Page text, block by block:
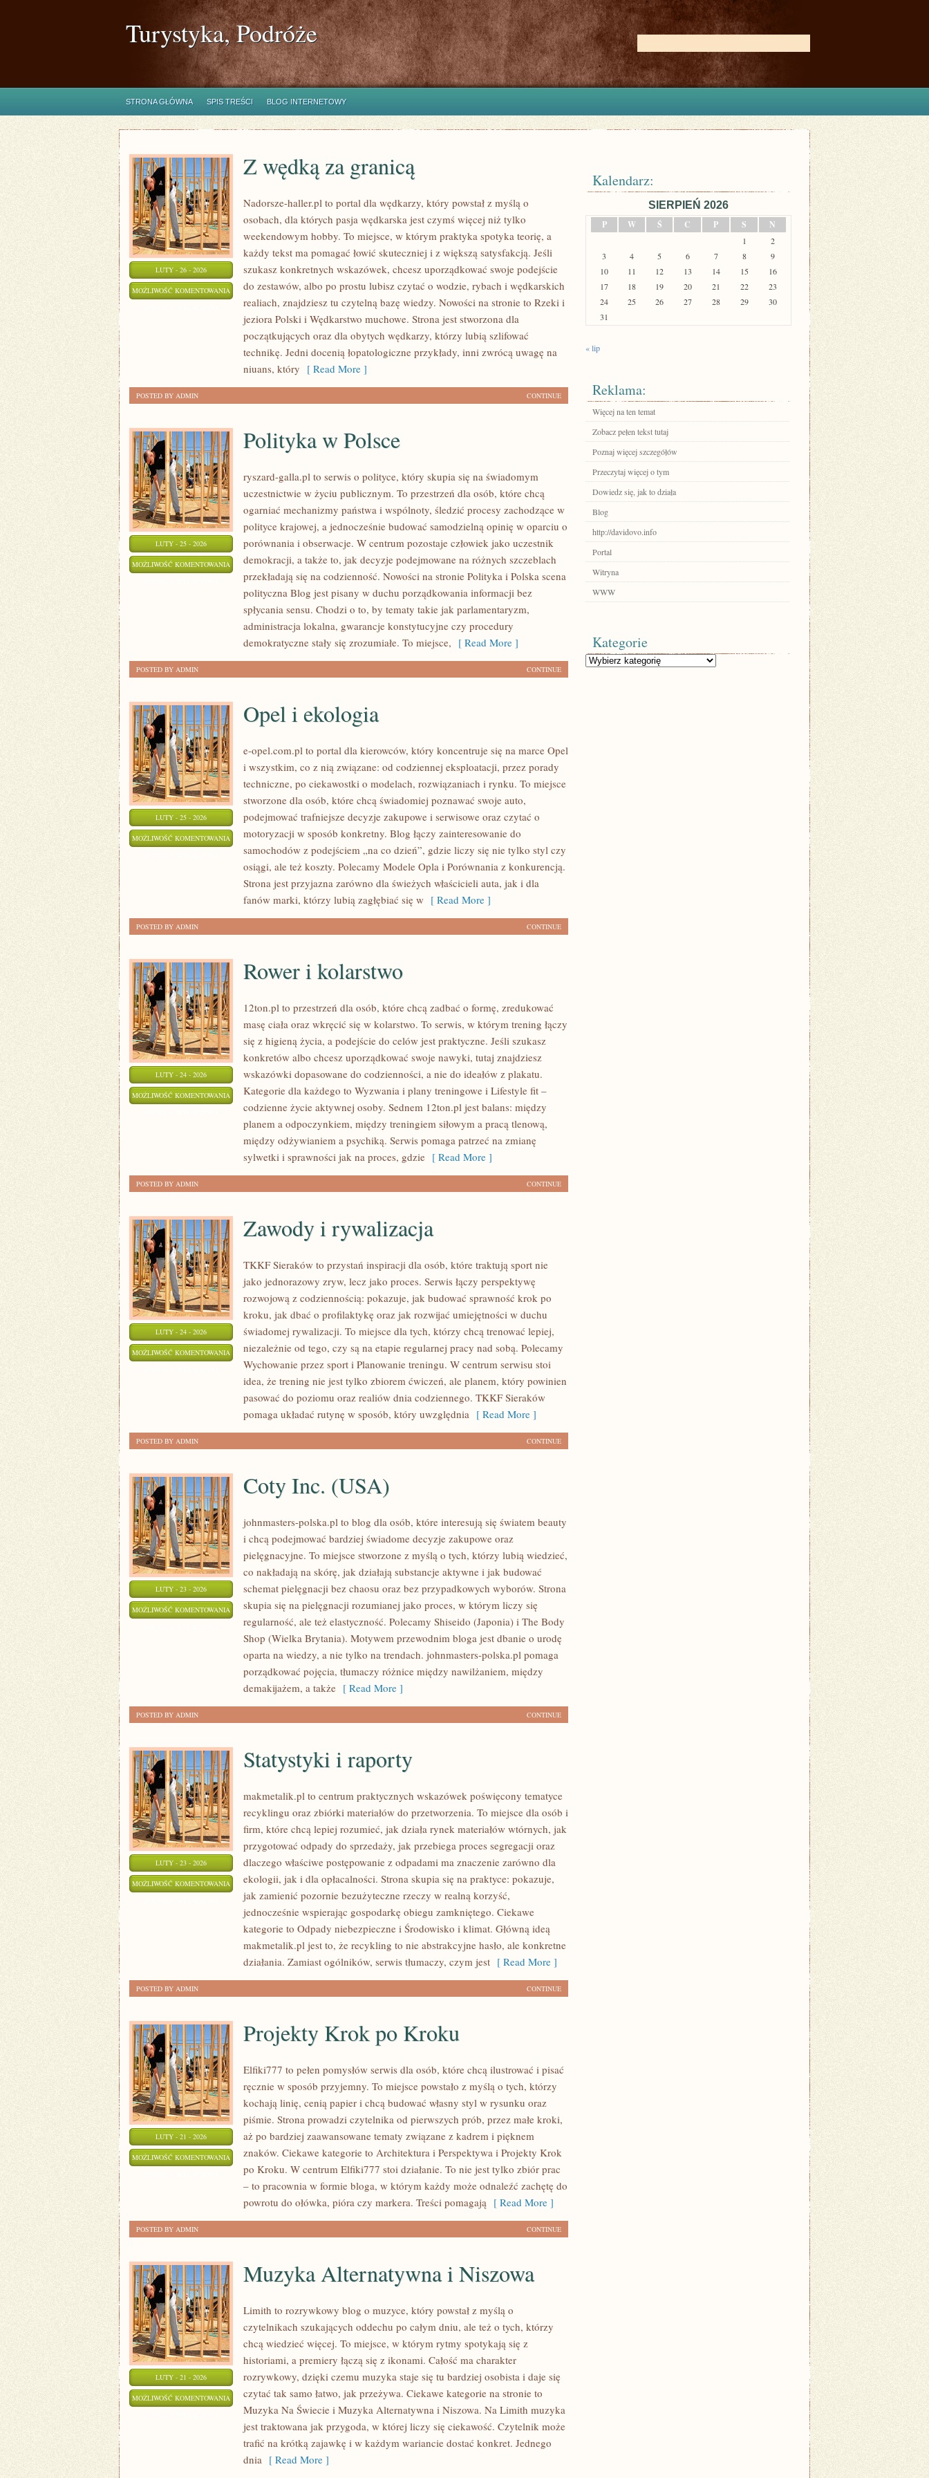
Turystyka, Podróże
STRONA GŁÓWNA SPIS TREŚCI BLOG INTERNETOWY
LUTY - 26 - 2026
MOŻLIWOŚĆ KOMENTOWANIA
WĘDKĄ
GRANICĄ
Z wędką za granicą
Nadorsze-haller.pl to portal dla wędkarzy, który powstał z myślą o
osobach, dla których pasja wędkarska jest czymś więcej niż tylko
weekendowym hobby. To miejsce, w którym praktyka spotyka teorię, a
każdy tekst ma pomagać łowić skuteczniej i z większą satysfakcją. Jeśli
szukasz konkretnych wskazówek, chcesz uporządkować swoje podejście
do zestawów, albo po prostu lubisz czytać o wodzie, rybach i wędkarskich
realiach, znajdziesz tu czytelną bazę wiedzy. Nowości na stronie to Rzeki i
jeziora Polski i Wędkarstwo muchowe. Strona jest stworzona dla
początkujących oraz dla obytych wędkarzy, którzy lubią szlifować
technikę. Jedni docenią łopatologiczne przykłady, inni zwrócą uwagę na
niuans, który [ Read More ]
CONTINUE
POSTED BY ADMIN
LUTY - 25 - 2026
MOŻLIWOŚĆ KOMENTOWANIA POLITYKA
POLSCE
Polityka w Polsce
ryszard-galla.pl to serwis o polityce, który skupia się na świadomym
uczestnictwie w życiu publicznym. To przestrzeń dla osób, które chcą
ogarniać mechanizmy państwa i wspólnoty, śledzić procesy zachodzące w
polityce krajowej, a jednocześnie budować samodzielną opinię w oparciu o
porównania i obserwacje. W centrum pozostaje człowiek jako uczestnik
demokracji, a także to, jak decyzje podejmowane na różnych szczeblach
przekładają się na codzienność. Nowości na stronie Polityka i Polska scena
polityczna Blog jest pisany w duchu porządkowania informacji bez
spłycania sensu. Chodzi o to, by tematy takie jak parlamentaryzm,
administracja lokalna, gwarancje konstytucyjne czy procedury
demokratyczne stały się zrozumiałe. To miejsce, [ Read More ]
CONTINUE
POSTED BY ADMIN
LUTY - 25 - 2026
MOŻLIWOŚĆ KOMENTOWANIA OPEL
EKOLOGIA
Opel i ekologia
e-opel.com.pl to portal dla kierowców, który koncentruje się na marce Opel
i wszystkim, co z nią związane: od codziennej eksploatacji, przez porady
techniczne, po ciekawostki o modelach, rozwiązaniach i rynku. To miejsce
stworzone dla osób, które chcą świadomiej poznawać swoje auto,
podejmować trafniejsze decyzje zakupowe i serwisowe oraz czytać o
motoryzacji w sposób konkretny. Blog łączy zainteresowanie do
samochodów z podejściem „na co dzień”, gdzie liczy się nie tylko styl czy
osiągi, ale też koszty. Polecamy Modele Opla i Porównania z konkurencją.
Strona jest przyjazna zarówno dla świeżych właścicieli auta, jak i dla
fanów marki, którzy lubią zagłębiać się w [ Read More ]
CONTINUE
POSTED BY ADMIN
LUTY - 24 - 2026
MOŻLIWOŚĆ KOMENTOWANIA ROWER
KOLARSTWO
Rower i kolarstwo
12ton.pl to przestrzeń dla osób, które chcą zadbać o formę, zredukować
masę ciała oraz wkręcić się w kolarstwo. To serwis, w którym trening łączy
się z higieną życia, a podejście do celów jest praktyczne. Jeśli szukasz
konkretów albo chcesz uporządkować swoje nawyki, tutaj znajdziesz
wskazówki dopasowane do codzienności, a nie do ideałów z plakatu.
Kategorie dla każdego to Wyzwania i plany treningowe i Lifestyle fit –
codzienne życie aktywnej osoby. Sednem 12ton.pl jest balans: między
planem a odpoczynkiem, między treningiem siłowym a pracą tlenową,
między odżywianiem a psychiką. Serwis pomaga patrzeć na zmianę
sylwetki i sprawności jak na proces, gdzie [ Read More ]
CONTINUE
POSTED BY ADMIN
LUTY - 24 - 2026
MOŻLIWOŚĆ KOMENTOWANIA ZAWODY
RYWALIZACJA
Zawody i rywalizacja
TKKF Sieraków to przystań inspiracji dla osób, które traktują sport nie
jako jednorazowy zryw, lecz jako proces. Serwis łączy perspektywę
rozwojową z codziennością: pokazuje, jak budować sprawność krok po
kroku, jak dbać o profilaktykę oraz jak rozwijać umiejętności w duchu
świadomej rywalizacji. To miejsce dla tych, którzy chcą trenować lepiej,
niezależnie od tego, czy są na etapie regularnej pracy nad sobą. Polecamy
Wychowanie przez sport i Planowanie treningu. W centrum serwisu stoi
idea, że trening nie jest tylko zbiorem ćwiczeń, ale planem, który powinien
pasować do poziomu oraz realiów dnia codziennego. TKKF Sieraków
pomaga układać rutynę w sposób, który uwzględnia [ Read More ]
CONTINUE
POSTED BY ADMIN
LUTY - 23 - 2026
MOŻLIWOŚĆ KOMENTOWANIA COTY
(USA)
Coty Inc. (USA)
johnmasters-polska.pl to blog dla osób, które interesują się światem beauty
i chcą podejmować bardziej świadome decyzje zakupowe oraz
pielęgnacyjne. To miejsce stworzone z myślą o tych, którzy lubią wiedzieć,
co nakładają na skórę, jak działają substancje aktywne i jak budować
schemat pielęgnacji bez chaosu oraz bez przypadkowych wyborów. Strona
skupia się na pielęgnacji rozumianej jako proces, w którym liczy się
regularność, ale też elastyczność. Polecamy Shiseido (Japonia) i The Body
Shop (Wielka Brytania). Motywem przewodnim bloga jest dbanie o urodę
oparta na wiedzy, a nie tylko na trendach. johnmasters-polska.pl pomaga
porządkować pojęcia, tłumaczy różnice między nawilżaniem, między
demakijażem, a także [ Read More ]
CONTINUE
POSTED BY ADMIN
LUTY - 23 - 2026
MOŻLIWOŚĆ KOMENTOWANIA STATYSTYKI
RAPORTY
Statystyki i raporty
makmetalik.pl to centrum praktycznych wskazówek poświęcony tematyce
recyklingu oraz zbiórki materiałów do przetworzenia. To miejsce dla osób i
firm, które chcą lepiej rozumieć, jak działa rynek materiałów wtórnych, jak
przygotować odpady do sprzedaży, jak przebiega proces segregacji oraz
dlaczego właściwe postępowanie z odpadami ma znaczenie zarówno dla
ekologii, jak i dla opłacalności. Strona skupia się na praktyce: pokazuje,
jak zamienić pozornie bezużyteczne rzeczy w realną korzyść,
jednocześnie wspierając gospodarkę obiegu zamkniętego. Ciekawe
kategorie to Odpady niebezpieczne i Środowisko i klimat. Główną ideą
makmetalik.pl jest to, że recykling to nie abstrakcyjne hasło, ale konkretne
działania. Zamiast ogólników, serwis tłumaczy, czym jest [ Read More ]
CONTINUE
POSTED BY ADMIN
LUTY - 21 - 2026
MOŻLIWOŚĆ KOMENTOWANIA PROJEKTY
KROK
KROKU
Projekty Krok po Kroku
Elfiki777 to pełen pomysłów serwis dla osób, które chcą ilustrować i pisać
ręcznie w sposób przyjemny. To miejsce powstało z myślą o tych, którzy
kochają linię, cenią papier i chcą budować własny styl w rysunku oraz
piśmie. Strona prowadzi czytelnika od pierwszych prób, przez małe kroki,
aż po bardziej zaawansowane tematy związane z kadrem i pięknem
znaków. Ciekawe kategorie to Architektura i Perspektywa i Projekty Krok
po Kroku. W centrum Elfiki777 stoi działanie. To nie jest tylko zbiór prac
– to pracownia w formie bloga, w którym każdy może odnaleźć zachętę do
powrotu do ołówka, pióra czy markera. Treści pomagają [ Read More ]
CONTINUE
POSTED BY ADMIN
LUTY - 21 - 2026
MOŻLIWOŚĆ KOMENTOWANIA MUZYKA
ALTERNATYWNA
NISZOWA
Muzyka Alternatywna i Niszowa
Limith to rozrywkowy blog o muzyce, który powstał z myślą o
czytelnikach szukających oddechu po całym dniu, ale też o tych, którzy
chcą wiedzieć więcej. To miejsce, w którym rytmy spotykają się z
historiami, a premiery łączą się z ikonami. Całość ma charakter
rozrywkowy, dzięki czemu muzyka staje się tu bardziej osobista i daje się
czytać tak samo łatwo, jak przeżywa. Ciekawe kategorie na stronie to
Muzyka Na Świecie i Muzyka Alternatywna i Niszowa. Na Limith muzyka
jest traktowana jak przygoda, w której liczy się ciekawość. Czytelnik może
trafić na krótką zajawkę i w każdym wariancie dostać konkret. Jednego
dnia [ Read More ]
Kalendarz:
SIERPIEŃ 2026
P
W Ś C P S N
1
2
3
4 5 6 7 8
9
10
11 12 13 14 15
16
17
18 19 20 21 22
23
24
25 26 27 28 29
30
31
« lip
Reklama:
Więcej na ten temat
Zobacz pełen tekst tutaj
Poznaj więcej szczegółów
Przeczytaj więcej o tym
Dowiedz się, jak to działa
Blog
http://davidovo.info
Portal
Witryna
WWW
Kategorie
Kategorie